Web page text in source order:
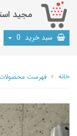
مجید
سبد خرید 0
خانه فهرست محصولات